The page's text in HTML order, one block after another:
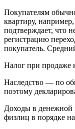
Покупателям
квартиру,
подтверждает, что
регистрацию
покупатель.
Налог при продаже
Наследство — по
поэтому
Доходы в денежной
физлиц в порядке